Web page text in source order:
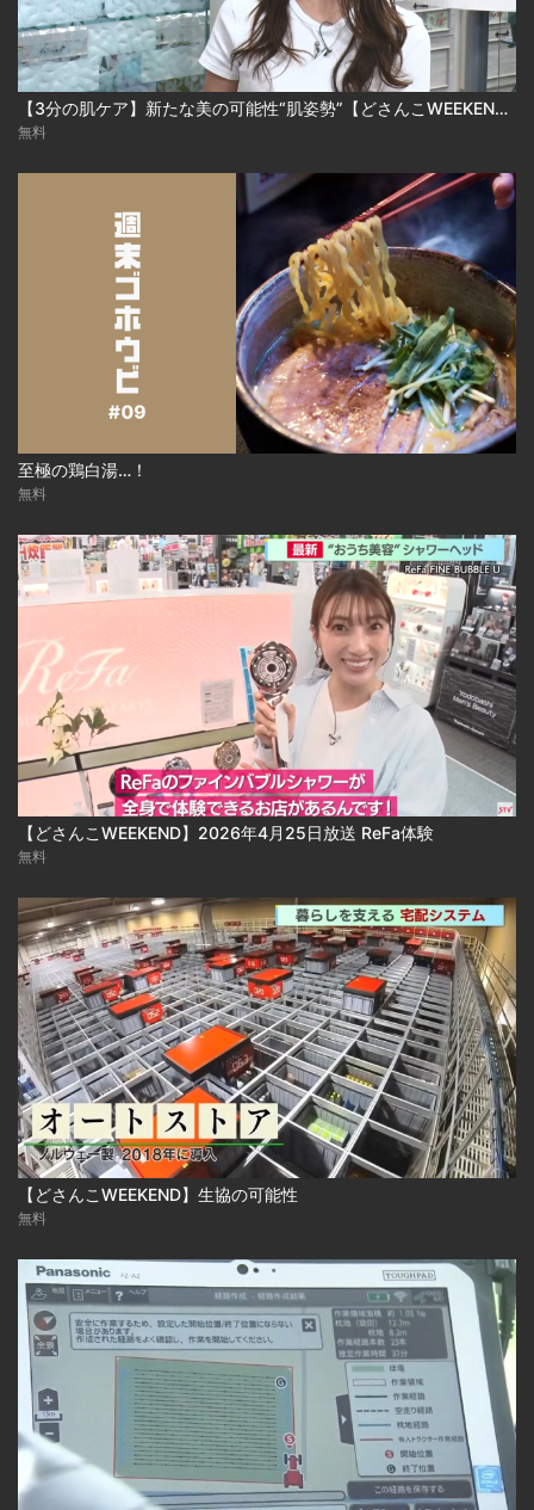
【3分の肌ケア】新たな美の可能性“肌姿勢”【どさんこWEEKEND】
無料
至極の鶏白湯…！
無料
【どさんこWEEKEND】2026年4月25日放送 ReFa体験
無料
【どさんこWEEKEND】生協の可能性
無料